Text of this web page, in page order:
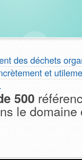
des déchets
et
500
le